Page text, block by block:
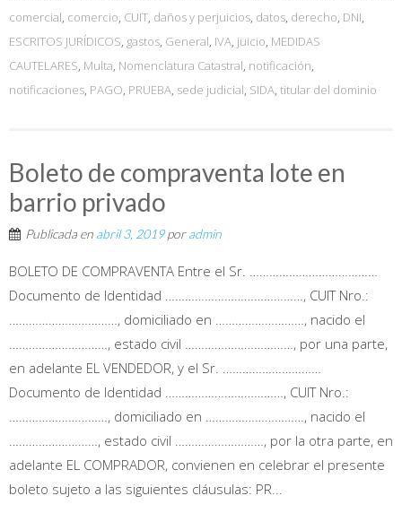
comercial, comercio, CUIT, daños y perjuicios, datos, derecho, DNI,
ESCRITOS JURÍDICOS, gastos, General, IVA, juicio, MEDIDAS
CAUTELARES, Multa, Nomenclatura Catastral, notificación,
notificaciones, PAGO, PRUEBA, sede judicial, SIDA, titular del dominio
Boleto de compraventa lote en
barrio privado
Publicada en abril 3, 2019poradmin
BOLETO DE COMPRAVENTA Entre el Sr. …………………………………
Documento de Identidad ……………………………………, CUIT Nro.:
……………………………, domiciliado en ………………………, nacido el
…………………………, estado civil ……………………………, por una parte,
en adelante EL VENDEDOR, y el Sr. …………………………
Documento de Identidad ………………………………, CUIT Nro.:
…………………………, domiciliado en …………………………, nacido el
………………………, estado civil ………………………, por la otra parte, en
adelante EL COMPRADOR, convienen en celebrar el presente
boleto sujeto a las siguientes cláusulas: PR...